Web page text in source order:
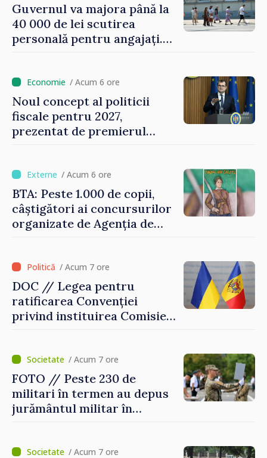
Guvernul va majora până la
40 000 de lei scutirea
personală pentru angajați.
oamenilor”/ Acum 6 ore
Noul concept al politicii
fiscale pentru 2027,
prezentat de premierul
investițiile, taxăm viciile și
echilibrăm taxarea
consumului”
/ Acum 6 ore
BTA: Peste 1.000 de copii,
câștigători ai concursurilor
organizate de Agenția de
/ Acum 7 ore
DOC // Legea pentru
ratificarea Convenției
privind instituirea Comisiei
Monitorul Oficial
/ Acum 7 ore
FOTO // Peste 230 de
militari în termen au depus
jurământul militar în
/ Acum 7 ore